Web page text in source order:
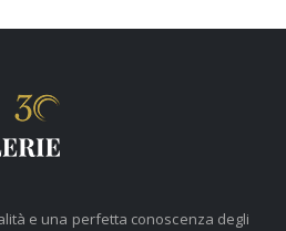
e una perfetta conoscenza degli